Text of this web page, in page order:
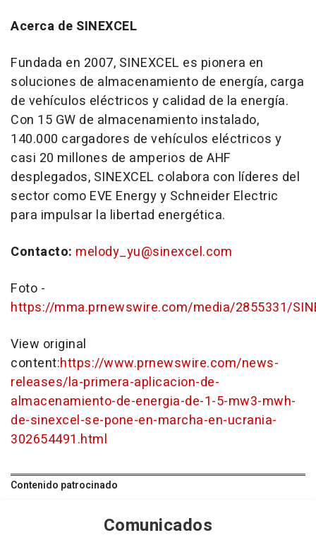
Acerca de SINEXCEL
Fundada en 2007, SINEXCEL es pionera en
soluciones de almacenamiento de energía, carga
de vehículos eléctricos y calidad de la energía.
Con 15 GW de almacenamiento instalado,
140.000 cargadores de vehículos eléctricos y
casi 20 millones de amperios de AHF
desplegados, SINEXCEL colabora con líderes del
sector como EVE Energy y Schneider Electric
para impulsar la libertad energética.
Contacto: melody_yu@sinexcel.com
Foto -
https://mma.prnewswire.com/media/2855331/
View original
content:https://www.prnewswire.com/news-
releases/la-primera-aplicacion-de-
almacenamiento-de-energia-de-1-5-mw3-mwh-
de-sinexcel-se-pone-en-marcha-en-ucrania-
302654491.html
Contenido patrocinado
Comunicados